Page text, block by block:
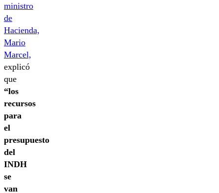
ministro
de
Hacienda,
Mario
Marcel,
explicó
que
“los
recursos
para
el
presupuesto
del
INDH
se
van